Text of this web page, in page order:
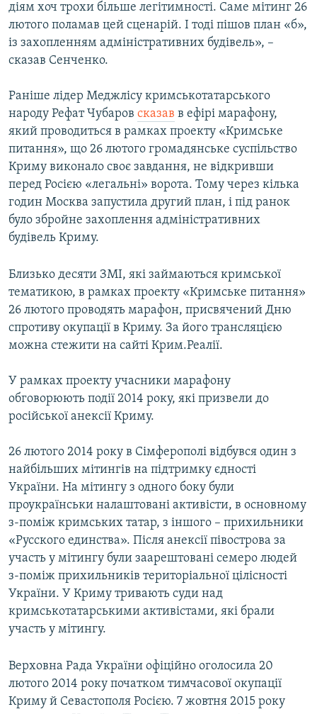
діям хоч трохи більше легітимності. Саме мітинг 26
лютого поламав цей сценарій. І тоді пішов план «б»,
із захопленням адміністративних будівель», –
сказав Сенченко.
Раніше лідер Меджлісу кримськотатарського
народу Рефат Чубаров сказав в ефірі марафону,
який проводиться в рамках проекту «Кримське
питання», що 26 лютого громадянське суспільство
Криму виконало своє завдання, не відкривши
перед Росією «легальні» ворота. Тому через кілька
годин Москва запустила другий план, і під ранок
було збройне захоплення адміністративних
будівель Криму.
Близько десяти ЗМІ, які займаються кримської
тематикою, в рамках проекту «Кримське питання»
26 лютого проводять марафон, присвячений Дню
спротиву окупації в Криму. За його трансляцією
можна стежити на сайті Крим.Реалії.
У рамках проекту учасники марафону
обговорюють події 2014 року, які призвели до
російської анексії Криму.
26 лютого 2014 року в Сімферополі відбувся один з
найбільших мітингів на підтримку єдності
України. На мітингу з одного боку були
проукраїнськи налаштовані активісти, в основному
з-поміж кримських татар, з іншого – прихильники
«Русского единства». Після анексії півострова за
участь у мітингу були заарештовані семеро людей
з-поміж прихильників територіальної цілісності
України. У Криму тривають суди над
кримськотатарськими активістами, які брали
участь у мітингу.
Верховна Рада України офіційно оголосила 20
лютого 2014 року початком тимчасової окупації
Криму й Севастополя Росією. 7 жовтня 2015 року